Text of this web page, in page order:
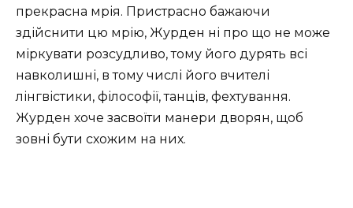
прекрасна мрія. Пристрасно бажаючи
здійснити цю мрію, Журден ні про що не може
міркувати розсудливо, тому його дурять всі
навколишні, в тому числі його вчителі
лінгвістики, філософії, танців, фехтування.
Журден хоче засвоїти манери дворян, щоб
зовні бути схожим на них.